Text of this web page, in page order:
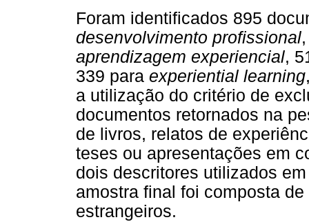
Foram identificados 895
desenvolvimento profissional
aprendizagem experiencial,
339 para experiential learning
a utilização do critério de
documentos retornados na
de livros, relatos de
teses ou apresentações em
dois descritores utilizados
amostra final foi composta
estrangeiros.